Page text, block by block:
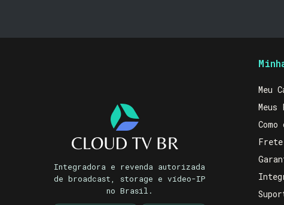
Integradora e revenda autorizada
de broadcast, storage e vídeo-IP
no Brasil.
Meu
Meus
Como